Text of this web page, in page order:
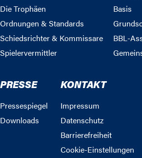
Die Trophäen
Ordnungen & Standards
Schiedsrichter & Kommissare
Spielervermittler
Basis
BBL-
PRESSE
Pressespiegel
Downloads
KONTAKT
Impressum
Datenschutz
Barrierefreiheit
Cookie-Einstellungen